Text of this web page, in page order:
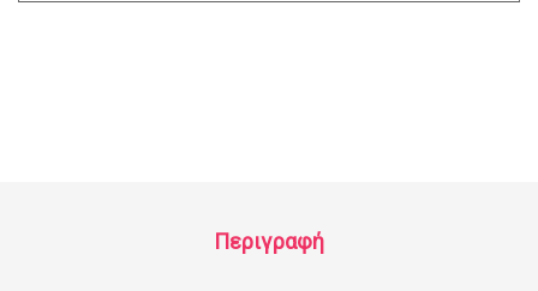
Περιγραφή